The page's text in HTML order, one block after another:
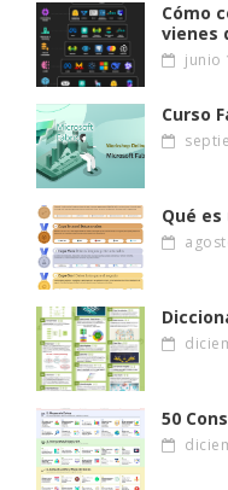
Cómo
vienes
junio
Curso
Qué
50